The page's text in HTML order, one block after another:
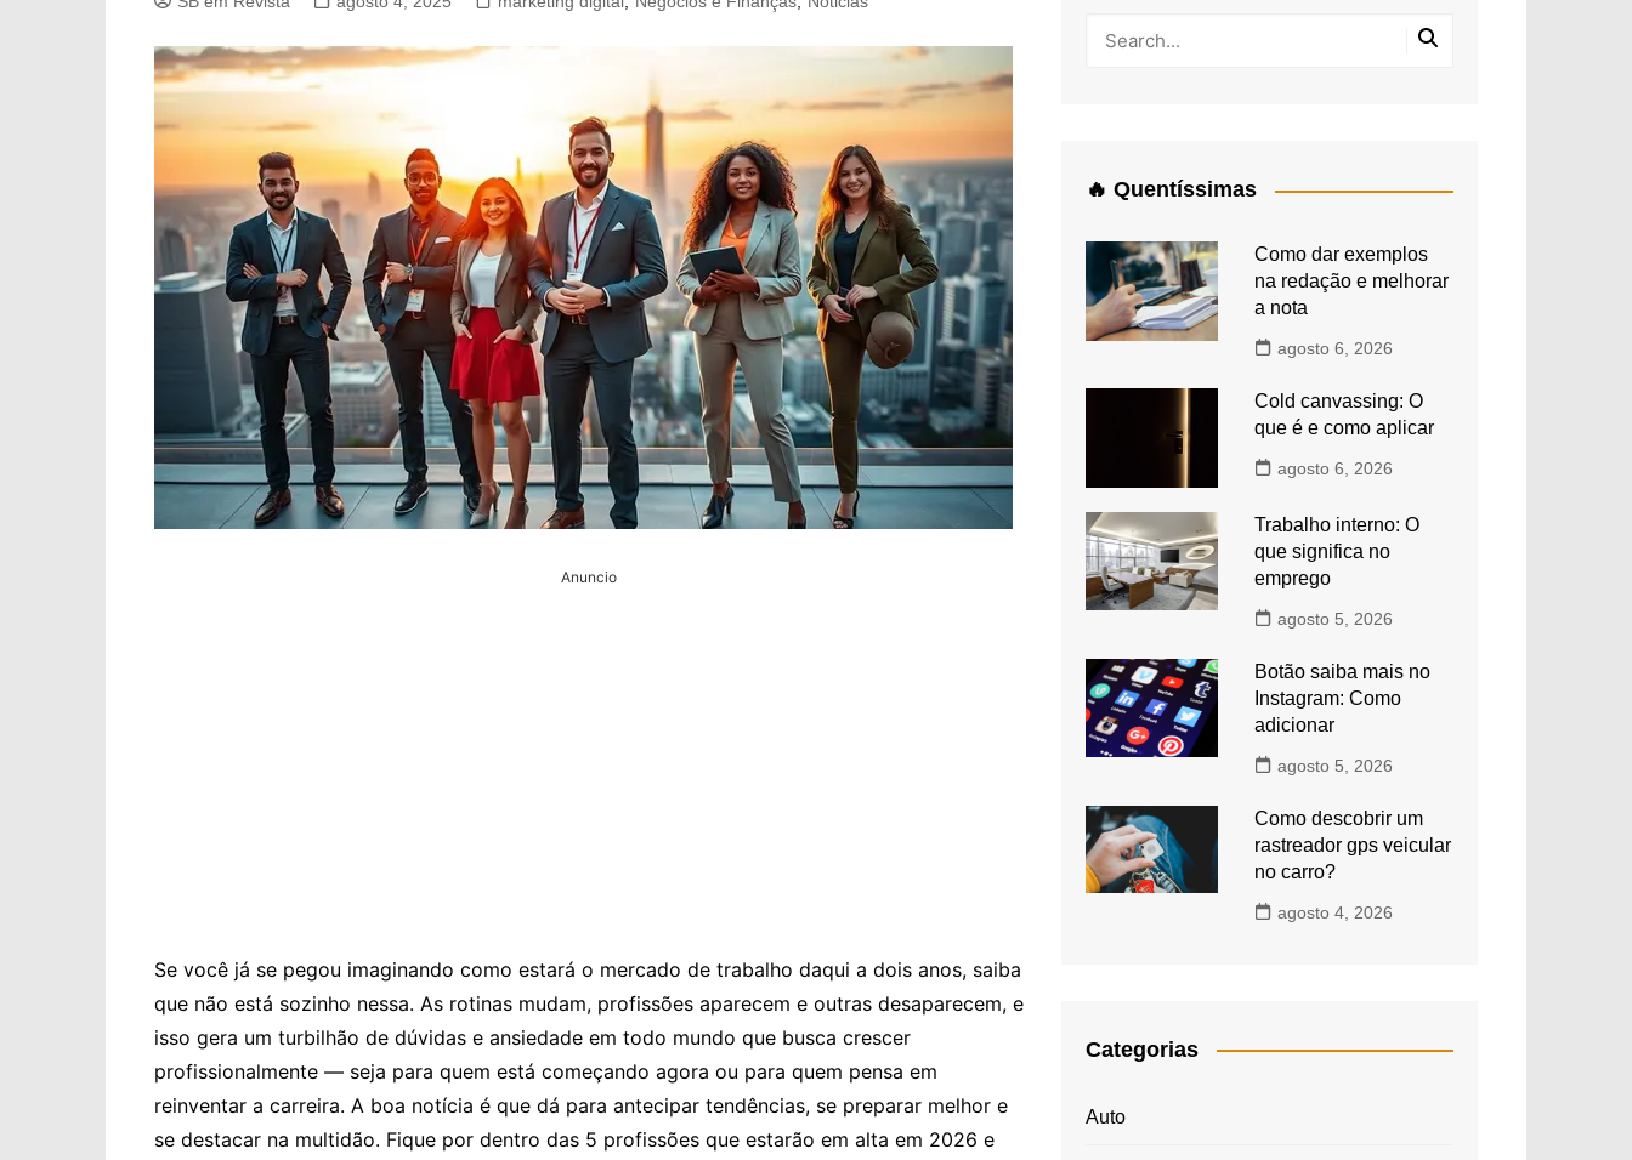
Anuncio
Se você já se pegou imaginando como estará o mercado de trabalho daqui a dois anos, saiba
que não está sozinho nessa. As rotinas mudam, profissões aparecem e outras desaparecem, e
isso gera um turbilhão de dúvidas e ansiedade em todo mundo que busca crescer
profissionalmente — seja para quem está começando agora ou para quem pensa em
reinventar a carreira. A boa notícia é que dá para antecipar tendências, se preparar melhor e
se destacar na multidão. Fique por dentro das 5 profissões que estarão em alta em 2026 e
🔥 Quentíssimas
Como dar exemplos
na redação e melhorar
a nota
agosto 6, 2026
Cold canvassing: O
que é e como aplicar
agosto 6, 2026
Trabalho interno: O
que significa no
emprego
agosto 5, 2026
Botão saiba mais no
Instagram: Como
adicionar
agosto 5, 2026
Como descobrir um
rastreador gps veicular
no carro?
agosto 4, 2026
Categorias
Auto